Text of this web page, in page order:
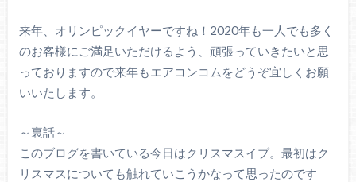
来年、オリンピックイヤーですね！2020年も一人でも多く
のお客様にご満足いただけるよう、頑張っていきたいと思
っておりますので来年もエアコンコムをどうぞ宜しくお願
いいたします。
～裏話～
このブログを書いている今日はクリスマスイブ。最初はク
リスマスについても触れていこうかなって思ったのです